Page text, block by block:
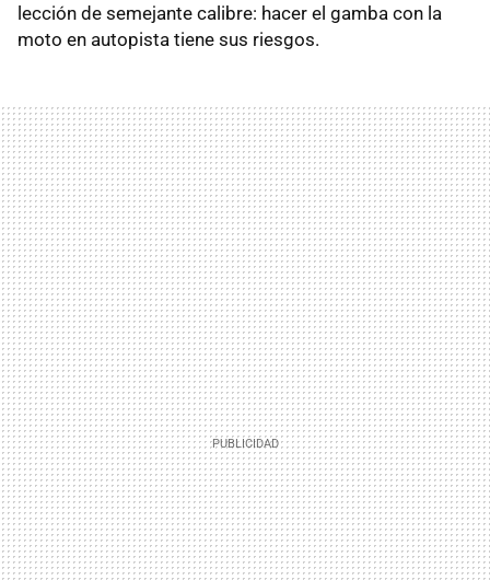
lección de semejante calibre: hacer el gamba con la
moto en autopista tiene sus riesgos.